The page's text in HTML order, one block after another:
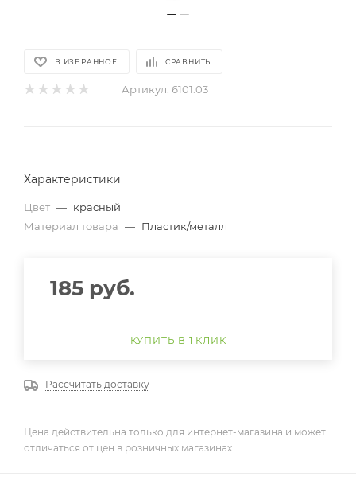
В ИЗБРАННОЕ СРАВНИТЬ
Артикул: 6101.03
Характеристики
Цвет — красный
Материал товара — Пластик/металл
185 руб.
КУПИТЬ В 1 КЛИК
Рассчитать доставку
Цена действительна только для интернет-магазина и может
отличаться от цен в розничных магазинах